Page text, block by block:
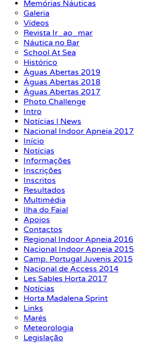
Memórias Náuticas
Galeria
Vídeos
Revista Ir_ao_mar
Náutica no Bar
School At Sea
Histórico
Águas Abertas 2019
Águas Abertas 2018
Águas Abertas 2017
Photo Challenge
Intro
Notícias | News
Nacional Indoor Apneia 2017
Início
Notícias
Informações
Inscrições
Inscritos
Resultados
Multimédia
Ilha do Faial
Apoios
Contactos
Regional Indoor Apneia 2016
Nacional Indoor Apneia 2015
Camp. Portugal Juvenis 2015
Nacional de Access 2014
Les Sables Horta 2017
Notícias
Horta Madalena Sprint
Links
Marés
Meteorologia
Legislação